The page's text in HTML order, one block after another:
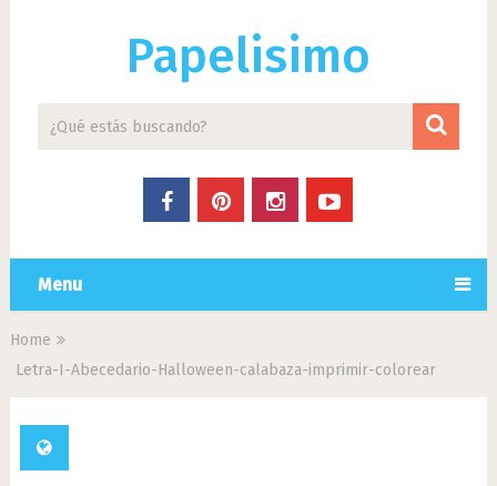
Papelisimo
Menu
Home
Letra-I-Abecedario-Halloween-calabaza-imprimir-colorear